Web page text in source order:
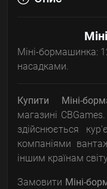
Міні-бормашинка:
насадками.
Купити Міні-
магазині
здійснюється
компаніями
іншим країнам
Замовити Міні-